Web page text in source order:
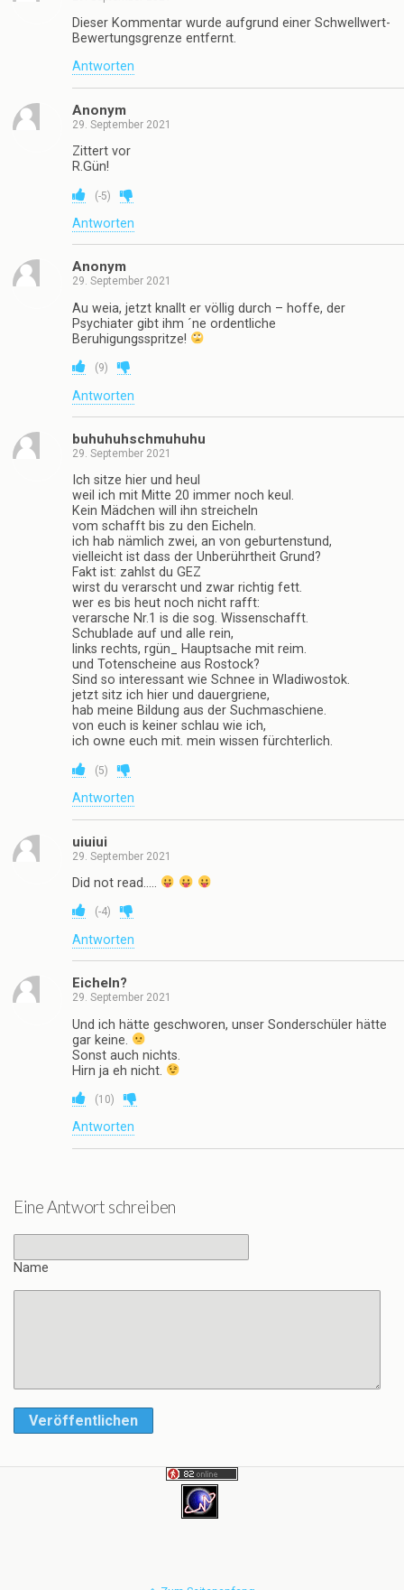
Dieser Kommentar wurde aufgrund einer Schwellwert-
Bewertungsgrenze entfernt.
Antworten
Anonym
29. September 2021
Zittert vor
R.Gün!
(-5)
Antworten
Anonym
29. September 2021
Au weia, jetzt knallt er völlig durch – hoffe, der
Psychiater gibt ihm ´ne ordentliche
Beruhigungsspritze!
(9)
Antworten
buhuhuhschmuhuhu
29. September 2021
Ich sitze hier und heul
weil ich mit Mitte 20 immer noch keul.
Kein Mädchen will ihn streicheln
vom schafft bis zu den Eicheln.
ich hab nämlich zwei, an von geburtenstund,
vielleicht ist dass der Unberührtheit Grund?
Fakt ist: zahlst du GEZ
wirst du verarscht und zwar richtig fett.
wer es bis heut noch nicht rafft:
verarsche Nr.1 is die sog. Wissenschafft.
Schublade auf und alle rein,
links rechts, rgün_ Hauptsache mit reim.
und Totenscheine aus Rostock?
Sind so interessant wie Schnee in Wladiwostok.
jetzt sitz ich hier und dauergriene,
hab meine Bildung aus der Suchmaschiene.
von euch is keiner schlau wie ich,
ich owne euch mit. mein wissen fürchterlich.
(5)
Antworten
uiuiui
29. September 2021
Did not read…..
(-4)
Antworten
Eicheln?
29. September 2021
Und ich hätte geschworen, unser Sonderschüler hätte
gar keine.
Sonst auch nichts.
Hirn ja eh nicht.
(10)
Antworten
Eine Antwort schreiben
Name
Veröffentlichen